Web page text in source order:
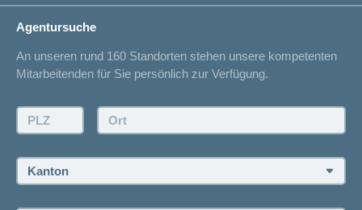
Lebenssituation
Sparen bei der Versicherung
concordiaMed
Spitalliste
Unfallmeldung
Offertanfrage
Rückruf anfordern
Agentursuche
An unseren rund 160 Standorten stehen unsere kompetenten
Mitarbeitenden für Sie persönlich zur Verfügung.
PLZ: Ort:
Kanton: